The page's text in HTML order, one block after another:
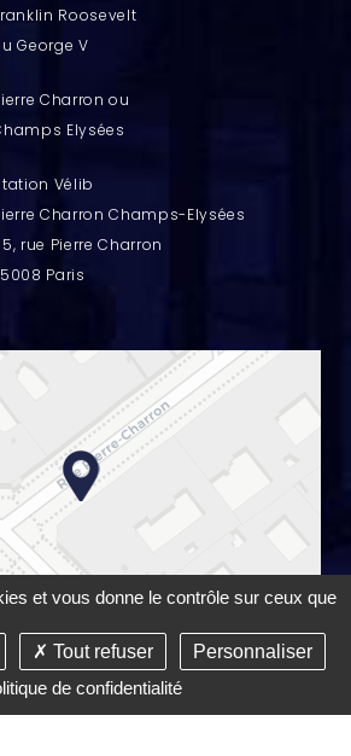
Roosevelt
George V
Charron ou
Elysées
Vélib
Charron Champs-Elysées
rue Pierre Charron
Paris
Leaflet
et vous donne le contrôle sur ceux que
Tout refuser
Personnaliser
de confidentialité